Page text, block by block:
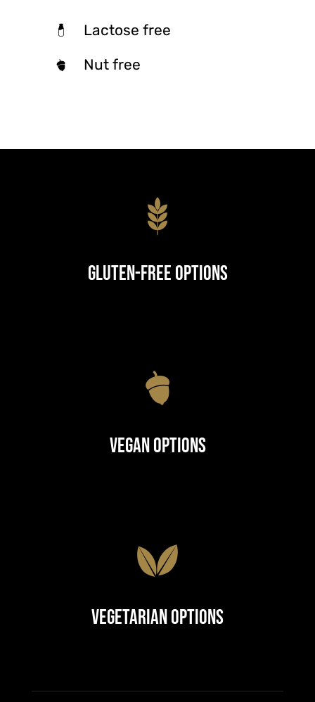
Lactose free
Nut free
Gluten-Free Options
Vegan Options
Vegetarian Options